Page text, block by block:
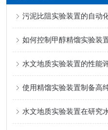
污泥比阻实验装置的自动
如何控制甲醇精馏实验装
水文地质实验装置的性能
使用精馏实验装置制备高
水文地质实验装置在研究